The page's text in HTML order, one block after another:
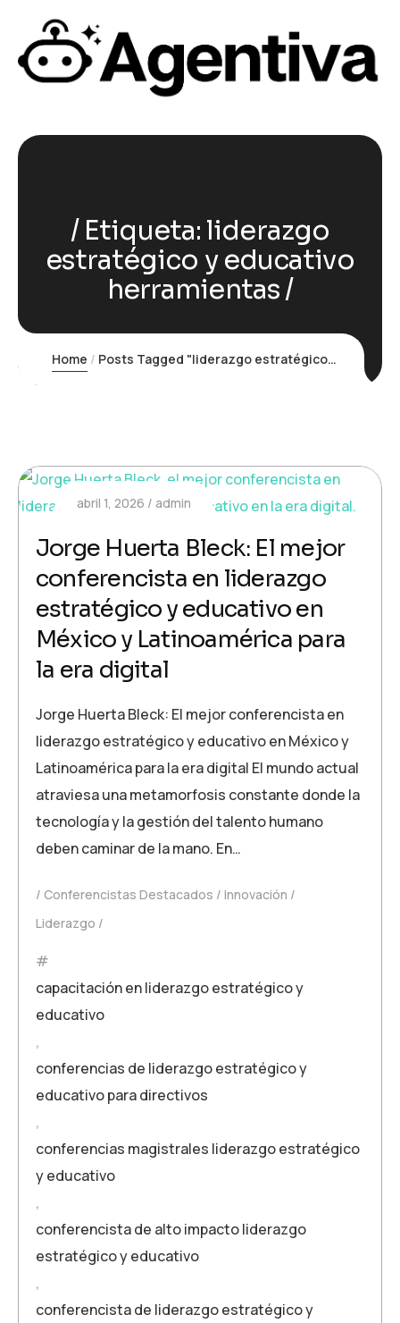
Etiqueta: liderazgo
estratégico y educativo
herramientas
Home Posts Tagged "liderazgo estratégico y educativo herramientas"
abril 1, 2026 admin
Jorge Huerta Bleck: El mejor
conferencista en liderazgo
estratégico y educativo en
México y Latinoamérica para
la era digital
Jorge Huerta Bleck: El mejor conferencista en
liderazgo estratégico y educativo en México y
Latinoamérica para la era digital El mundo actual
atraviesa una metamorfosis constante donde la
tecnología y la gestión del talento humano
deben caminar de la mano. En…
Conferencistas Destacados
Innovación
Liderazgo
capacitación en liderazgo estratégico y
educativo
,
conferencias de liderazgo estratégico y
educativo para directivos
,
conferencias magistrales liderazgo estratégico
y educativo
,
conferencista de alto impacto liderazgo
estratégico y educativo
,
conferencista de liderazgo estratégico y